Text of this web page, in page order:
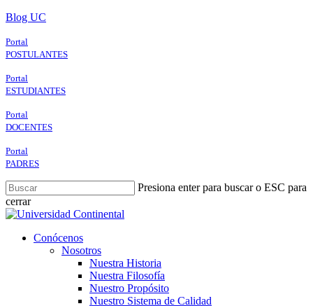
Skip
main
content
Blog UC
Portal
POSTULANTES
Portal
ESTUDIANTES
Portal
DOCENTES
Portal
PADRES
Presiona enter para buscar o ESC para
cerrar
Close
search
Menu
Conócenos
Nosotros
Nuestra Historia
Nuestra Filosofía
Nuestro Propósito
Nuestro Sistema de Calidad